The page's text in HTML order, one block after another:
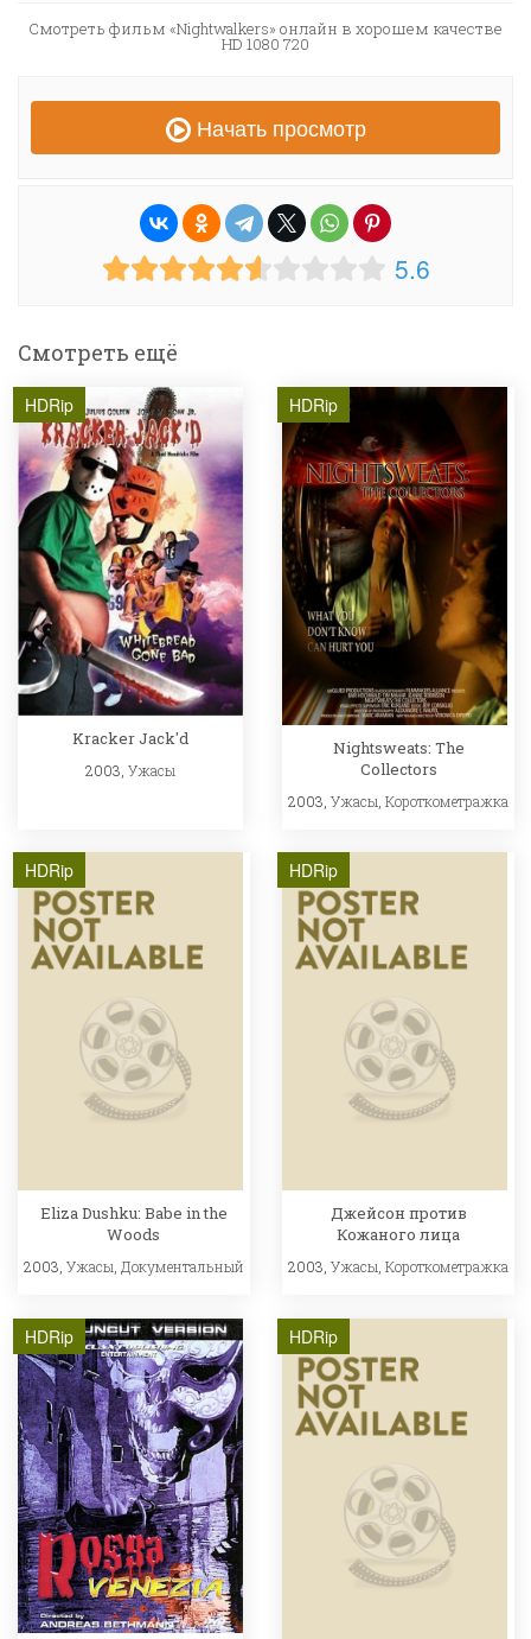
Смотреть фильм «Nightwalkers» онлайн в хорошем качестве
HD 1080 720
Начать просмотр
5.6
Смотреть ещё
HDRip
Kracker Jack'd
2003, Ужасы
HDRip
Nightsweats: The
Collectors
2003,Ужасы ,Короткометражка
HDRip
Eliza Dushku: Babe in the
Woods
2003, Ужасы, Документальный
HDRip
Джейсон против
Кожаного лица
2003,Ужасы,Короткометражка
HDRip HDRip